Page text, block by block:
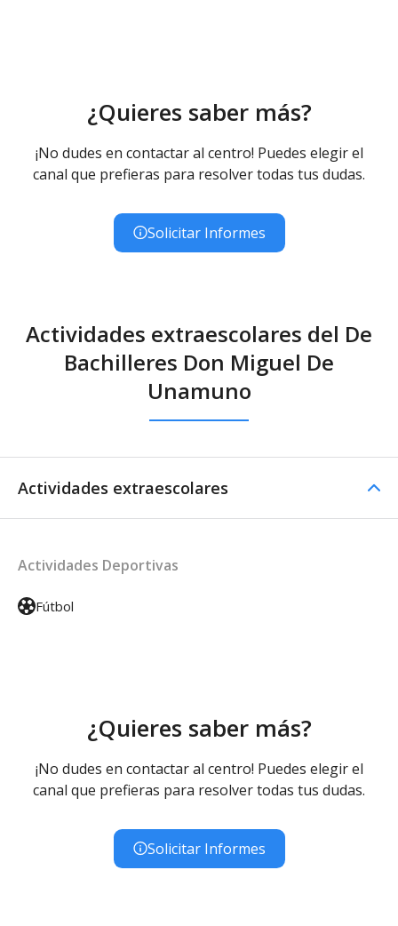
¿Quieres saber más?
¡No dudes en contactar al centro! Puedes elegir el
canal que prefieras para resolver todas tus dudas.
Solicitar Informes
Actividades extraescolares del De
Bachilleres Don Miguel De
Unamuno
Actividades extraescolares
Actividades Deportivas
Fútbol
¿Quieres saber más?
¡No dudes en contactar al centro! Puedes elegir el
canal que prefieras para resolver todas tus dudas.
Solicitar Informes